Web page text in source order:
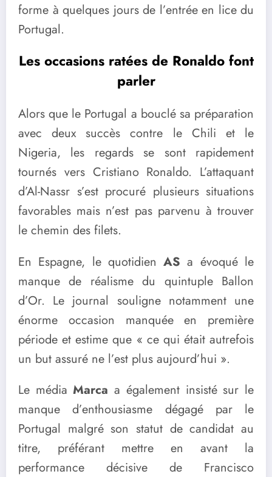
forme à quelques jours de l’entrée en lice du
Portugal.
Les occasions ratées de Ronaldo font
parler
Alors que le Portugal a bouclé sa préparation
avec deux succès contre le Chili et le
Nigeria, les regards se sont rapidement
tournés vers Cristiano Ronaldo. L’attaquant
d’Al-Nassr s’est procuré plusieurs situations
favorables mais n’est pas parvenu à trouver
le chemin des filets.
En Espagne, le quotidienAS a évoqué le
manque de réalisme du quintuple Ballon
d’Or. Le journal souligne notamment une
énorme occasion manquée en première
période et estime que « ce qui était autrefois
un but assuré ne l’est plus aujourd’hui ».
Le médiaMarca a également insisté sur le
manque d’enthousiasme dégagé par le
Portugal malgré son statut de candidat au
titre, préférant mettre en avant la
performance décisive de Francisco